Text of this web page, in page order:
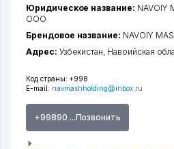
Код страны: +998
E-mail: navmashholding@inbox.ru
+99890 ...Позвонить
Юридическое название: NAVOIY
ООО
Брендовое название: NAVOIY
Адрес: Узбекистан, Навоийская